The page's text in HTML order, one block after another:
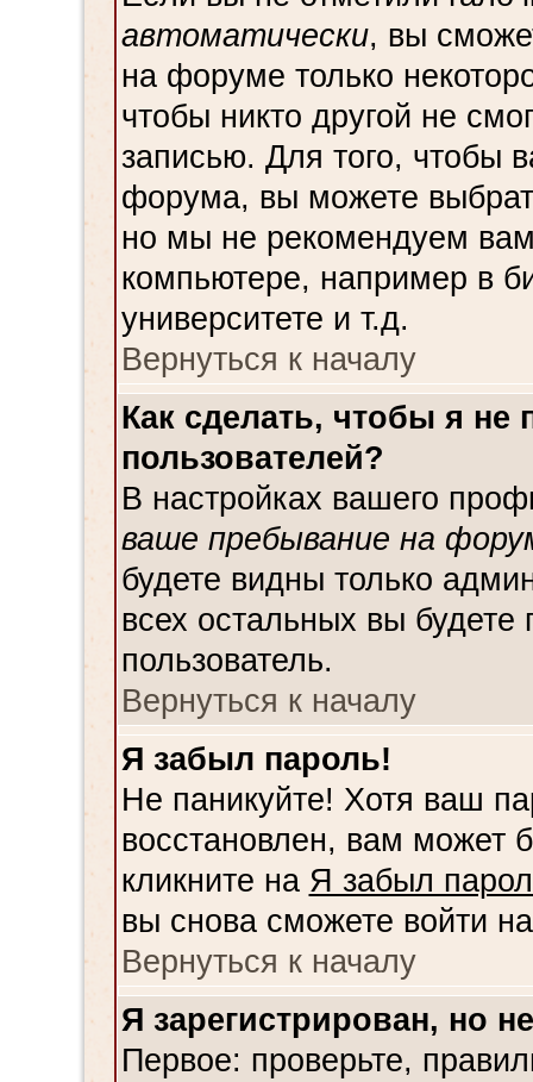
автоматически, вы
на форуме только
чтобы никто другой не
записью. Для того, чтобы
форума, вы можете
но мы не рекомендуем
компьютере, например в
университете и т.д.
Вернуться к началу
Как сделать, чтобы я не
пользователей?
В настройках вашего
ваше пребывание на
будете видны только
всех остальных вы будете
пользователь.
Вернуться к началу
Я забыл пароль!
Не паникуйте! Хотя ваш
восстановлен, вам может
кликните на Я забыл
вы снова сможете войти
Вернуться к началу
Я зарегистрирован, но
Первое: проверьте,